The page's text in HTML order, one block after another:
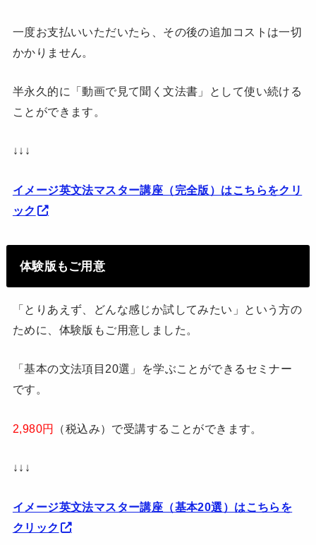
一度お支払いいただいたら、その後の追加コストは一切
かかりません。
半永久的に「動画で見て聞く文法書」として使い続ける
ことができます。
↓↓↓
イメージ英文法マスター講座（完全版）はこちらをクリ
ック
体験版もご用意
「とりあえず、どんな感じか試してみたい」という方の
ために、体験版もご用意しました。
「基本の文法項目20選」を学ぶことができるセミナー
です。
2,980円 （税込み）で受講することができます。
↓↓↓
イメージ英文法マスター講座（基本20選）はこちらを
クリック